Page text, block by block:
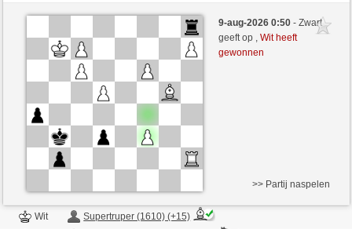
Zwart
Anthony_CJ (1425) (-9)
Lavalangaperfetta (1583) (+9)
Speelduur: 5 minutes/side + 0 seconds/move
Partij telt mee voor de ranglijst
9-aug-2026 0:50- Zwart
geeft op ,Wit heeft
gewonnen
Wit
Supertruper (1610) (+15)
>> Partij naspelen